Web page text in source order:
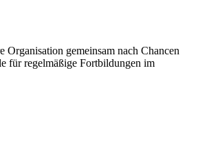
gemeinsam nach Chancen
für regelmäßige Fortbildungen im